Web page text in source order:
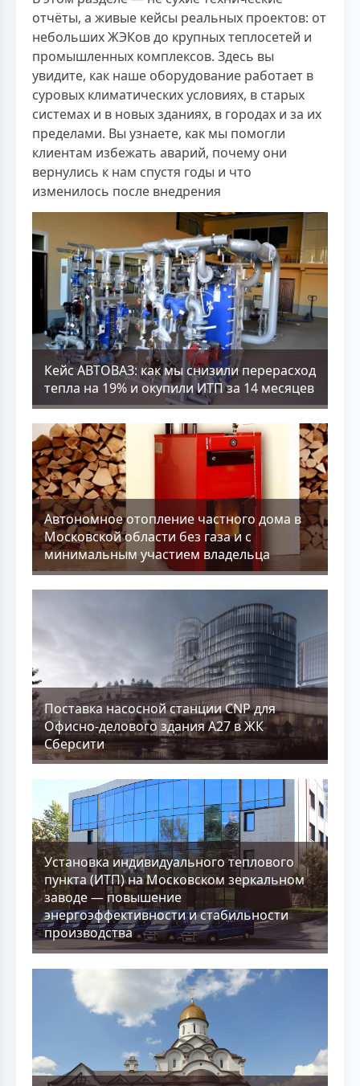
отчёты, а живые кейсы реальных проектов: от
небольших ЖЭКов до крупных теплосетей и
промышленных комплексов. Здесь вы
увидите, как наше оборудование работает в
суровых климатических условиях, в старых
системах и в новых зданиях, в городах и за их
пределами. Вы узнаете, как мы помогли
клиентам избежать аварий, почему они
вернулись к нам спустя годы и что
изменилось после внедрения
Кейс АВТОВАЗ: как мы снизили перерасход
тепла на 19% и окупили ИТП за 14 месяцев
Aвтономное отопление частного дома в
Московской области без газа и с
минимальным участием владельца
Поставка насосной станции CNP для
Офисно-делового здания А27 в ЖК
Сберсити
Установка индивидуального теплового
пункта (ИТП) на Московском зеркальном
заводе — повышение
энергоэффективности и стабильности
производства